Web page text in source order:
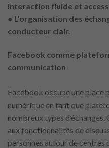
interaction fluide et
● L’organisation des
conducteur clair.
Facebook comme
communication
Facebook occupe une place
numérique en tant que
nombreux types
aux fonctionnalités de
personnes autour de centres